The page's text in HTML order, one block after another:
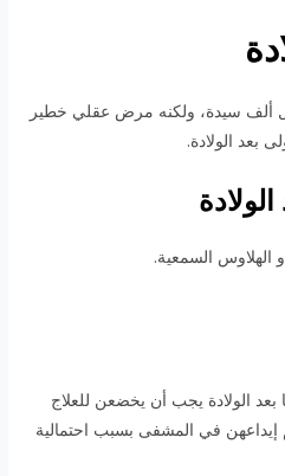
ألف سيدة، ولكنه مرض عقلي خطير
بعد الولادة.
الهلاوس السمعية.
بعد الولادة يجب أن يخضعن للعلاج
إيداعهن في المشفى بسبب احتمالية